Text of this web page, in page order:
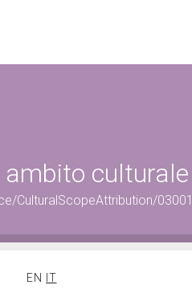
CulturalScopeAttribution/
EN
IT